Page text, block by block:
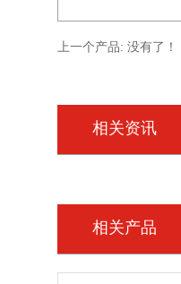
上一个产品: 没有了！
相关资讯
相关产品